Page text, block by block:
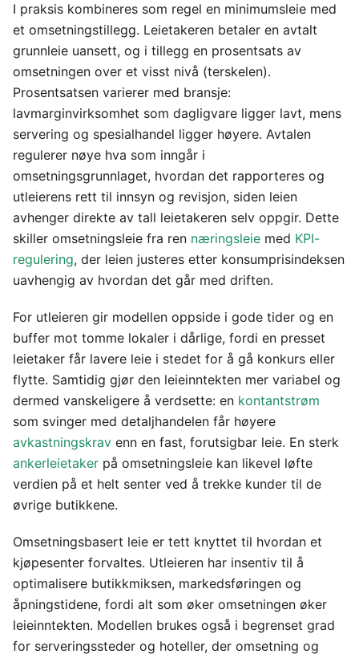
I praksis kombineres som regel en minimumsleie med
et omsetningstillegg. Leietakeren betaler en avtalt
grunnleie uansett, og i tillegg en prosentsats av
omsetningen over et visst nivå (terskelen).
Prosentsatsen varierer med bransje:
lavmarginvirksomhet som dagligvare ligger lavt, mens
servering og spesialhandel ligger høyere. Avtalen
regulerer nøye hva som inngår i
omsetningsgrunnlaget, hvordan det rapporteres og
utleierens rett til innsyn og revisjon, siden leien
avhenger direkte av tall leietakeren selv oppgir. Dette
skiller omsetningsleie fra ren næringsleie med KPI-
regulering, der leien justeres etter konsumprisindeksen
uavhengig av hvordan det går med driften.
For utleieren gir modellen oppside i gode tider og en
buffer mot tomme lokaler i dårlige, fordi en presset
leietaker får lavere leie i stedet for å gå konkurs eller
flytte. Samtidig gjør den leieinntekten mer variabel og
dermed vanskeligere å verdsette: en kontantstrøm
som svinger med detaljhandelen får høyere
avkastningskrav enn en fast, forutsigbar leie. En sterk
ankerleietaker på omsetningsleie kan likevel løfte
verdien på et helt senter ved å trekke kunder til de
øvrige butikkene.
Omsetningsbasert leie er tett knyttet til hvordan et
kjøpesenter forvaltes. Utleieren har insentiv til å
optimalisere butikkmiksen, markedsføringen og
åpningstidene, fordi alt som øker omsetningen øker
leieinntekten. Modellen brukes også i begrenset grad
for serveringssteder og hoteller, der omsetning og